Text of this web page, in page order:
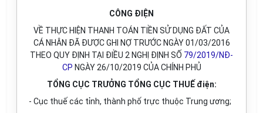
CÔNG ĐIỆN
VỀ THỰC HIỆN THANH TOÁN TIỀN SỬ DỤNG ĐẤT CỦA
CÁ NHÂN ĐÃ ĐƯỢC GHI NỢ TRƯỚC NGÀY 01/03/2016
THEO QUY ĐỊNH TẠI ĐIỀU 2 NGHỊ ĐỊNH SỐ 79/2019/NĐ-
CP NGÀY 26/10/2019 CỦA CHÍNH PHỦ
TỔNG CỤC TRƯỞNG TỔNG CỤC THUẾ điện:
- Cục thuế các tỉnh, thành phố trực thuộc Trung ương;